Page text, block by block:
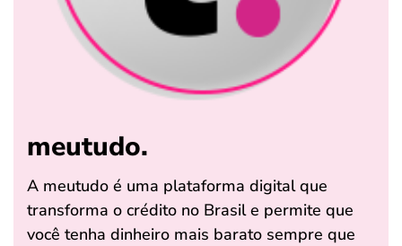
meutudo.
A meutudo é uma plataforma digital que
transforma o crédito no Brasil e permite que
você tenha dinheiro mais barato sempre que